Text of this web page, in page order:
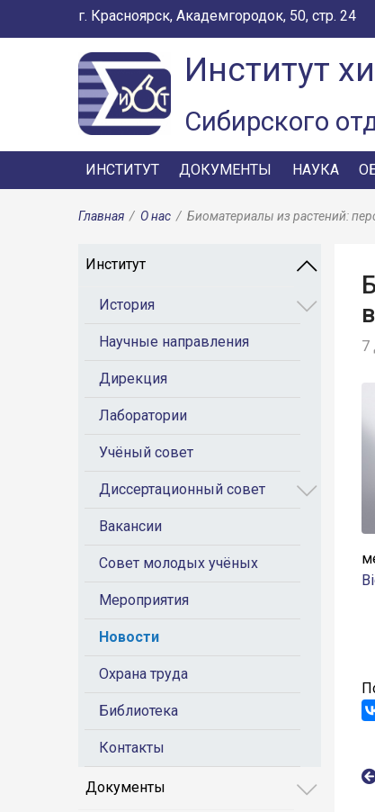
г. Красноярск, Академгородок, 50, стр. 24
Институт
Сибирского
ИНСТИТУТ ДОКУМЕНТЫ НАУКА
Главная / О нас / Биоматериалы из растений:
Институт
История
Научные направления
Дирекция
Лаборатории
Учёный совет
Диссертационный совет
Вакансии
Совет молодых учёных
Мероприятия
Новости
Охрана труда
Библиотека
Контакты
Документы
7